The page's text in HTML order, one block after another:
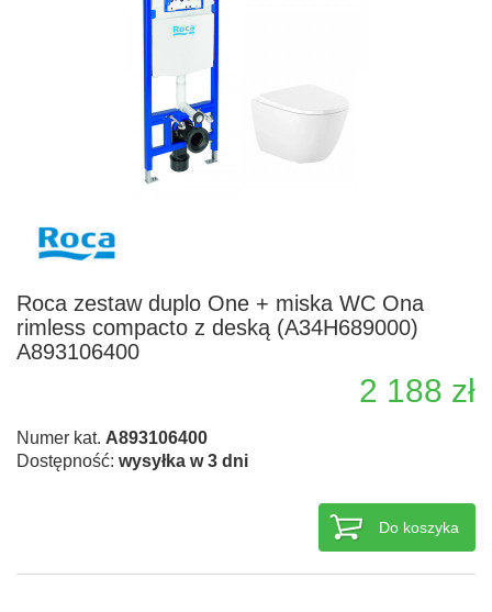
Roca zestaw duplo One + miska WC Ona
rimless compacto z deską (A34H689000)
A893106400
2 188 zł
Numer kat. A893106400
Dostępność: wysyłka w 3 dni
Do koszyka